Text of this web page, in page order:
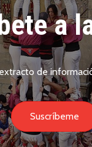
a
de
Suscríbeme